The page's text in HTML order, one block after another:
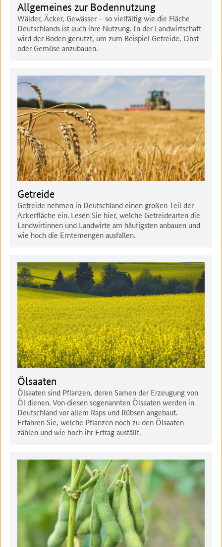
Allgemeines zur Bodennutzung
Wälder, Äcker, Gewässer – so vielfältig wie die Fläche
Deutschlands ist auch ihre Nutzung. In der Landwirtschaft
wird der Boden genutzt, um zum Beispiel Getreide, Obst
oder Gemüse anzubauen.
Getreide
Getreide nehmen in Deutschland einen großen Teil der
Ackerfläche ein. Lesen Sie hier, welche Getreidearten die
Landwirtinnen und Landwirte am häufigsten anbauen und
wie hoch die Erntemengen ausfallen.
Ölsaaten
Ölsaaten sind Pflanzen, deren Samen der Erzeugung von
Öl dienen. Von diesen sogenannten Ölsaaten werden in
Deutschland vor allem Raps und Rübsen angebaut.
Erfahren Sie, welche Pflanzen noch zu den Ölsaaten
zählen und wie hoch ihr Ertrag ausfällt.